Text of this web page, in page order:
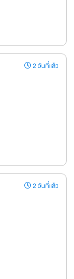
2 วันที่แล้ว
2 วันที่แล้ว